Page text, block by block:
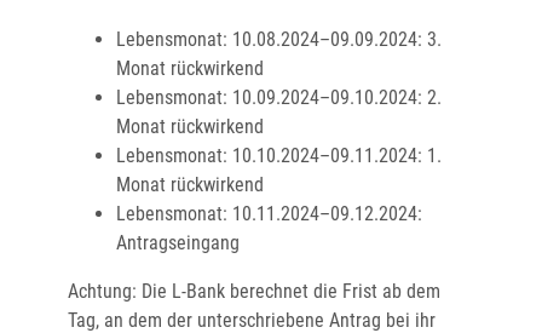
Lebensmonat: 10.08.2024–09.09.2024: 3.
Monat rückwirkend
Lebensmonat: 10.09.2024–09.10.2024: 2.
Monat rückwirkend
Lebensmonat: 10.10.2024–09.11.2024: 1.
Monat rückwirkend
Lebensmonat: 10.11.2024–09.12.2024:
Antragseingang
Achtung: Die L-Bank berechnet die Frist ab dem
Tag, an dem der unterschriebene Antrag bei ihr